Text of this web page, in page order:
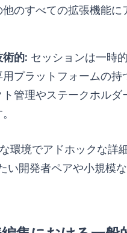
のすべての拡張機能に
術的: セッションは一時
プラットフォームの持
管理やステークホルダ
環境でアドホックな詳
い開発者ペアや小規模